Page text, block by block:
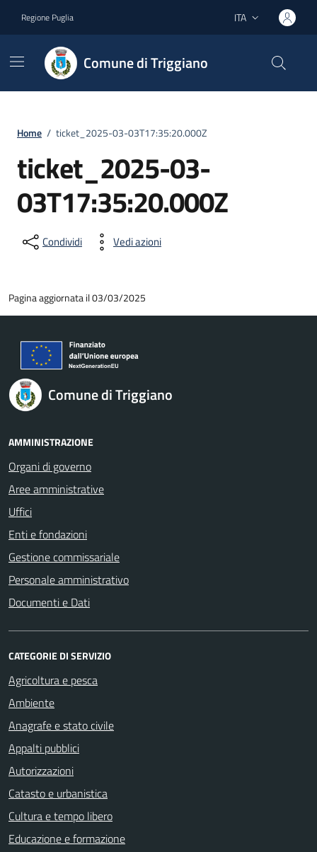
Regione Puglia Lingua attiva:
ITA
Comune di Triggiano
Home / ticket_2025-03-03T17:35:20.000Z
ticket_2025-03-
03T17:35:20.000Z
Condividi Vedi azioni
Pagina aggiornata il 03/03/2025
Comune di Triggiano
AMMINISTRAZIONE
Organi di governo
Aree amministrative
Uffici
Enti e fondazioni
Gestione commissariale
Personale amministrativo
Documenti e Dati
CATEGORIE DI SERVIZIO
Agricoltura e pesca
Ambiente
Anagrafe e stato civile
Appalti pubblici
Autorizzazioni
Catasto e urbanistica
Cultura e tempo libero
Educazione e formazione